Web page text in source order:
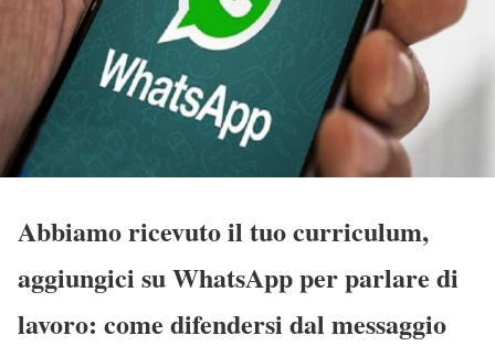
Abbiamo ricevuto il tuo curriculum,
aggiungici su WhatsApp per parlare di
lavoro: come difendersi dal messaggio